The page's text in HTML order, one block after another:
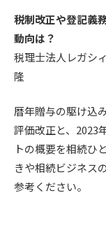
税制改正や登記義
動向は？
税理士法人レガ
隆
暦年贈与の駆け込
評価改正と、2023
トの概要を相続ひ
きや相続ビジネス
参考ください。